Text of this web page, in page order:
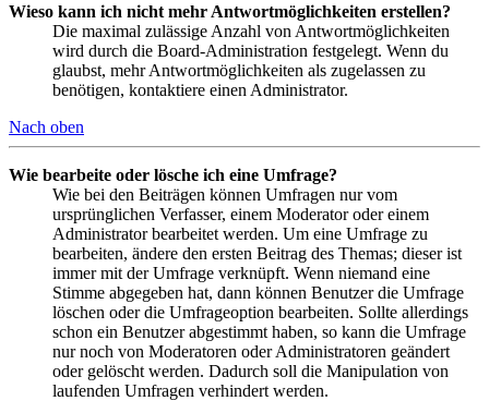
Wieso kann ich nicht mehr Antwortmöglichkeiten erstellen?
Die maximal zulässige Anzahl von Antwortmöglichkeiten
wird durch die Board-Administration festgelegt. Wenn du
glaubst, mehr Antwortmöglichkeiten als zugelassen zu
benötigen, kontaktiere einen Administrator.
Nach oben
Wie bearbeite oder lösche ich eine Umfrage?
Wie bei den Beiträgen können Umfragen nur vom
ursprünglichen Verfasser, einem Moderator oder einem
Administrator bearbeitet werden. Um eine Umfrage zu
bearbeiten, ändere den ersten Beitrag des Themas; dieser ist
immer mit der Umfrage verknüpft. Wenn niemand eine
Stimme abgegeben hat, dann können Benutzer die Umfrage
löschen oder die Umfrageoption bearbeiten. Sollte allerdings
schon ein Benutzer abgestimmt haben, so kann die Umfrage
nur noch von Moderatoren oder Administratoren geändert
oder gelöscht werden. Dadurch soll die Manipulation von
laufenden Umfragen verhindert werden.